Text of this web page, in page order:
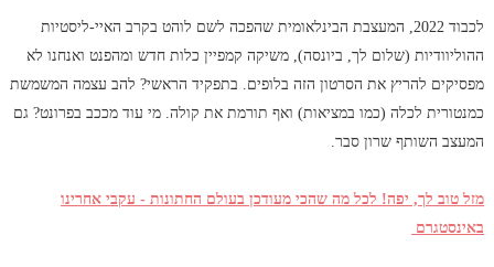
לכבוד 2022, המעצבת הבינלאומית שהפכה לשם לוהט בקרב האיי-ליסטיות
ההוליוודיות (שלום לך, ביונסה), משיקה קמפיין כלות חדש ומהפנט ואנחנו לא
מפסיקים להריץ את הסרטון הזה בלופים. בתפקיד הראשי? להב עצמה המשמשת
כמנטורית לכלה (כמו במציאות) ואף תורמת את קולה. מי עוד מככב בפרונט? גם
המעצב השותף שרון סבר.
מזל טוב לך, יפה! לכל מה שהכי מעודכן בעולם החתונות - עקבי אחרינו
באינסטגרם